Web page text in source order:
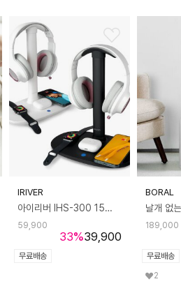
IRIVER
아이리버 IHS-300 15W 4in1 고속 무선 충전 헤드폰 거치대
33%
59,900
39,900
무료배송
BORAL
189,000
무료배송
2